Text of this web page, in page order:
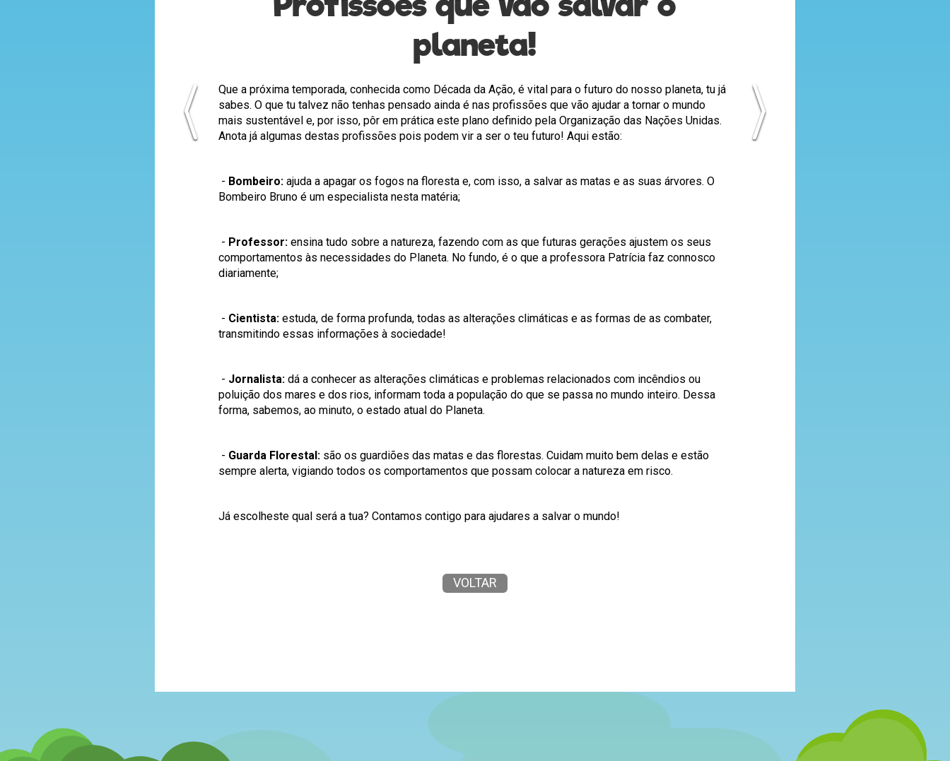
planeta!
Que a próxima temporada, conhecida como Década da Ação, é vital para o futuro do nosso planeta, tu já
sabes. O que tu talvez não tenhas pensado ainda é nas profissões que vão ajudar a tornar o mundo
mais sustentável e, por isso, pôr em prática este plano definido pela Organização das Nações Unidas.
Anota já algumas destas profissões pois podem vir a ser o teu futuro! Aqui estão:
- Bombeiro: ajuda a apagar os fogos na floresta e, com isso, a salvar as matas e as suas árvores. O
Bombeiro Bruno é um especialista nesta matéria;
- Professor: ensina tudo sobre a natureza, fazendo com as que futuras gerações ajustem os seus
comportamentos às necessidades do Planeta. No fundo, é o que a professora Patrícia faz connosco
diariamente;
- Cientista: estuda, de forma profunda, todas as alterações climáticas e as formas de as combater,
transmitindo essas informações à sociedade!
- Jornalista: dá a conhecer as alterações climáticas e problemas relacionados com incêndios ou
poluição dos mares e dos rios, informam toda a população do que se passa no mundo inteiro. Dessa
forma, sabemos, ao minuto, o estado atual do Planeta.
- Guarda Florestal: são os guardiões das matas e das florestas. Cuidam muito bem delas e estão
sempre alerta, vigiando todos os comportamentos que possam colocar a natureza em risco.
Já escolheste qual será a tua? Contamos contigo para ajudares a salvar o mundo!
VOLTAR